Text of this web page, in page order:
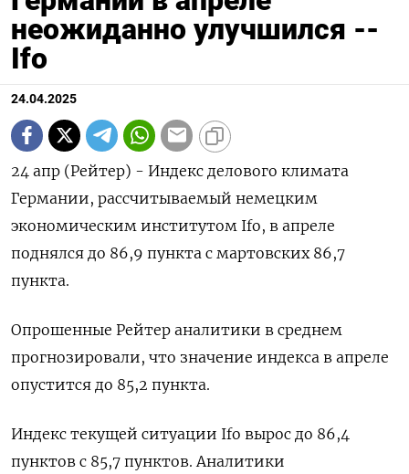
неожиданно улучшился --
Ifo
24.04.2025
24 апр (Рейтер) - Индекс делового климата
Германии, рассчитываемый немецким
экономическим институтом Ifo, в апреле
поднялся до 86,9 пункта с мартовских 86,7
пункта.
Опрошенные Рейтер аналитики в среднем
прогнозировали, что значение индекса в апреле
опустится до 85,2 пункта.
Индекс текущей ситуации Ifo вырос до 86,4
пунктов с 85,7 пунктов. Аналитики